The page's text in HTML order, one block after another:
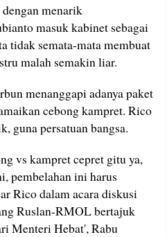
menarik
masuk kabinet sebagai
tidak semata-mata membuat
malah semakin liar.
menanggapi adanya paket
cebong kampret. Rico
guna persatuan bangsa.
vs kampret cepret gitu ya,
pembelahan ini harus
Rico dalam acara diskusi
Ruslan-RMOL bertajuk
Menteri Hebat', Rabu